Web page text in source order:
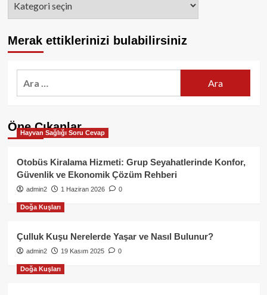
Merak ettiklerinizi bulabilirsiniz
Öne Çıkanlar
Hayvan Sağlığı Soru Cevap
Otobüs Kiralama Hizmeti: Grup Seyahatlerinde Konfor,
Güvenlik ve Ekonomik Çözüm Rehberi
admin2 1 Haziran 2026 0
Doğa Kuşları
Çulluk Kuşu Nerelerde Yaşar ve Nasıl Bulunur?
admin2 19 Kasım 2025 0
Doğa Kuşları